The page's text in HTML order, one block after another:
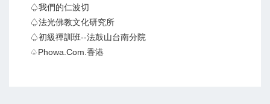
♤我們的仁波切
♤法光佛教文化研究所
♤初級禪訓班--法鼓山台南分院
♤Phowa.com.香港